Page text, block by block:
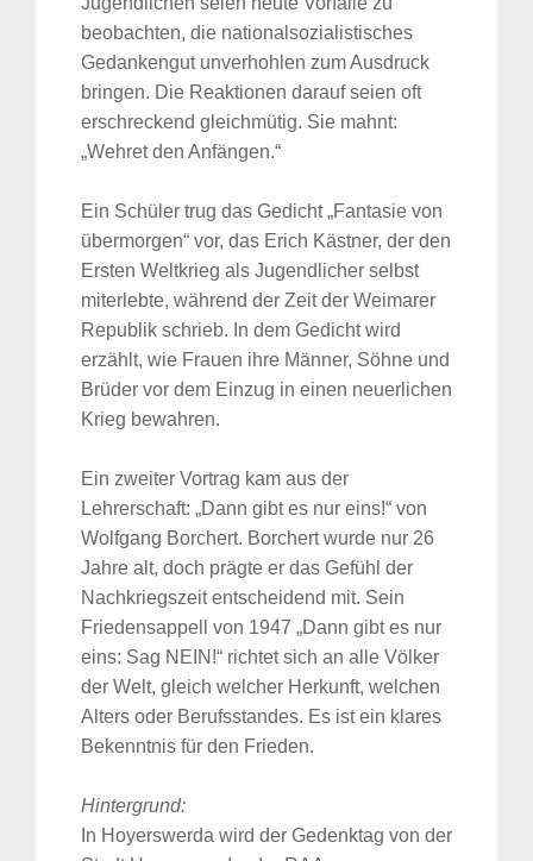
beobachten, die nationalsozialistisches
Gedankengut unverhohlen zum Ausdruck
bringen. Die Reaktionen darauf seien oft
erschreckend gleichmütig. Sie mahnt:
„Wehret den Anfängen.“
Ein Schüler trug das Gedicht „Fantasie von
übermorgen“ vor, das Erich Kästner, der den
Ersten Weltkrieg als Jugendlicher selbst
miterlebte, während der Zeit der Weimarer
Republik schrieb. In dem Gedicht wird
erzählt, wie Frauen ihre Männer, Söhne und
Brüder vor dem Einzug in einen neuerlichen
Krieg bewahren.
Ein zweiter Vortrag kam aus der
Lehrerschaft: „Dann gibt es nur eins!“ von
Wolfgang Borchert. Borchert wurde nur 26
Jahre alt, doch prägte er das Gefühl der
Nachkriegszeit entscheidend mit. Sein
Friedensappell von 1947 „Dann gibt es nur
eins: Sag NEIN!“ richtet sich an alle Völker
der Welt, gleich welcher Herkunft, welchen
Alters oder Berufsstandes. Es ist ein klares
Bekenntnis für den Frieden.
Hintergrund:
In Hoyerswerda wird der Gedenktag von der